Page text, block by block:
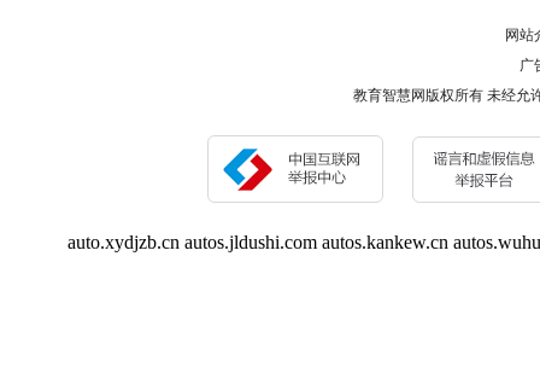
网站
广
教育智慧网版权所有 未经允
auto.xydjzb.cn autos.jldushi.com autos.kankew.cn